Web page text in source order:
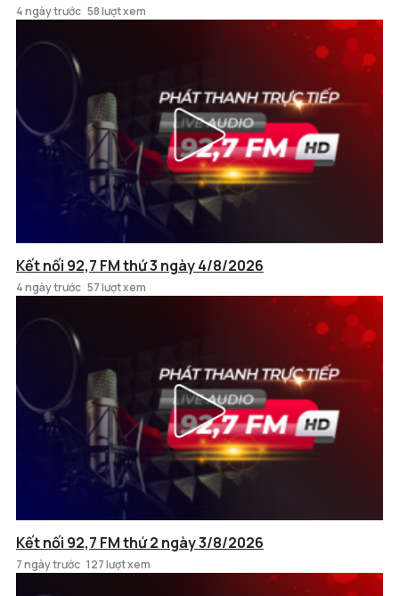
4 ngày trước 58 lượt xem
Kết nối 92,7 FM thứ 3 ngày 4/8/2026
4 ngày trước 57 lượt xem
Kết nối 92,7 FM thứ 2 ngày 3/8/2026
7 ngày trước 127 lượt xem